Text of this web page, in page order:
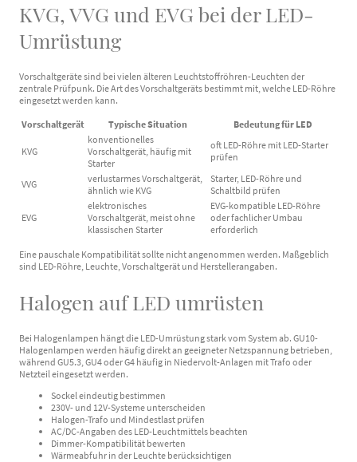
KVG, VVG und EVG bei der LED-
Umrüstung
Vorschaltgeräte sind bei vielen älteren Leuchtstoffröhren-Leuchten der
zentrale Prüfpunk. Die Art des Vorschaltgeräts bestimmt mit, welche LED-Röhre
eingesetzt werden kann.
Vorschaltgerät Typische Situation Bedeutung für LED
KVG
konventionelles
Vorschaltgerät, häufig mit
Starter
oft LED-Röhre mit LED-Starter
prüfen
VVG
verlustarmes Vorschaltgerät,
ähnlich wie KVG
Starter, LED-Röhre und
Schaltbild prüfen
EVG
elektronisches
Vorschaltgerät, meist ohne
klassischen Starter
EVG-kompatible LED-Röhre
oder fachlicher Umbau
erforderlich
Eine pauschale Kompatibilität sollte nicht angenommen werden. Maßgeblich
sind LED-Röhre, Leuchte, Vorschaltgerät und Herstellerangaben.
Halogen auf LED umrüsten
Bei Halogenlampen hängt die LED-Umrüstung stark vom System ab. GU10-
Halogenlampen werden häufig direkt an geeigneter Netzspannung betrieben,
während GU5.3, GU4 oder G4 häufig in Niedervolt-Anlagen mit Trafo oder
Netzteil eingesetzt werden.
Sockel eindeutig bestimmen
230V- und 12V-Systeme unterscheiden
Halogen-Trafo und Mindestlast prüfen
AC/DC-Angaben des LED-Leuchtmittels beachten
Dimmer-Kompatibilität bewerten
Wärmeabfuhr in der Leuchte berücksichtigen